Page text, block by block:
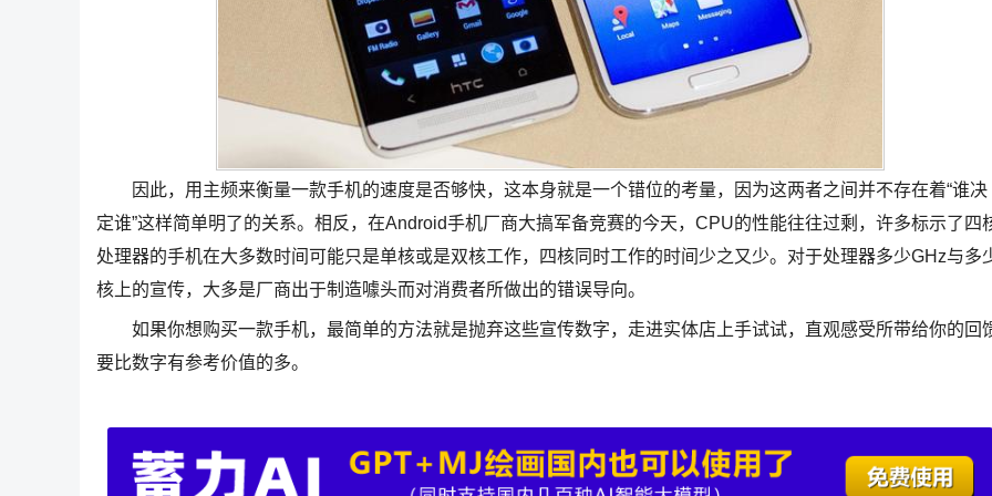
因此，用主频来衡量一款手机的速度是否够快，这本身就是一个错位的考量，因为这两者之间并不存在着“谁决
定谁”这样简单明了的关系。相反，在Android手机厂商大搞军备竞赛的今天，CPU的性能往往过剩，许多标示了四
处理器的手机在大多数时间可能只是单核或是双核工作，四核同时工作的时间少之又少。对于处理器多少GHz与多
核上的宣传，大多是厂商出于制造噱头而对消费者所做出的错误导向。
如果你想购买一款手机，最简单的方法就是抛弃这些宣传数字，走进实体店上手试试，直观感受所带给你的回
要比数字有参考价值的多。